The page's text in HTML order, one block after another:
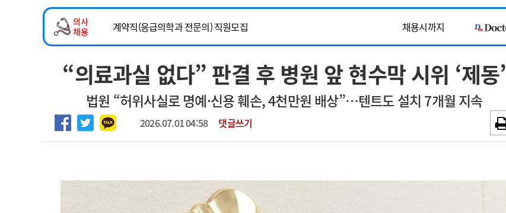
인포메이션 행정처분 판례 정책/통계 공시
고객센터 회사소개 법적고지 광고안내
의사
채용
계약직(응급의학과 전문의) 직원모집
채용시까지
하반기 전공의(레지던트1년차) 모집
~2026-08-15
2026년 하반기 인턴 모집
~2026-08-31
마취통증의학과 임기제 임상의사 채용
채용시까지
“의료과실 없다” 판결 후 병원 앞 현수막 시위 ‘제동’
법원 “허위사실로 명예·신용 훼손, 4천만원 배상”…텐트도 설치 7개월 지속
2026.07.01 04:58 댓글쓰기